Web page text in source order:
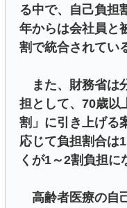
る中で、自己負担
年からは会社員と
割で統合されてい
また、財務省は
担として、70歳以
割」に引き上げる
応じて負担割合は
くが1～2割負担に
高齢者医療の自